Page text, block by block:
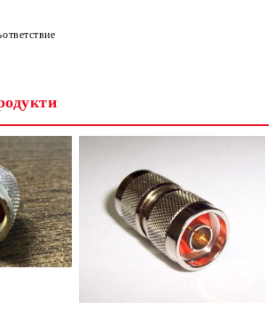
с вас в рамките на работния ден.